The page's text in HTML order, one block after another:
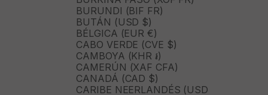
BURUNDI (BIF FR)
BUTÁN (USD $)
BÉLGICA (EUR €)
CABO VERDE (CVE $)
CAMBOYA (KHR ៛)
CAMERÚN (XAF CFA)
CANADÁ (CAD $)
CARIBE NEERLANDÉS (USD